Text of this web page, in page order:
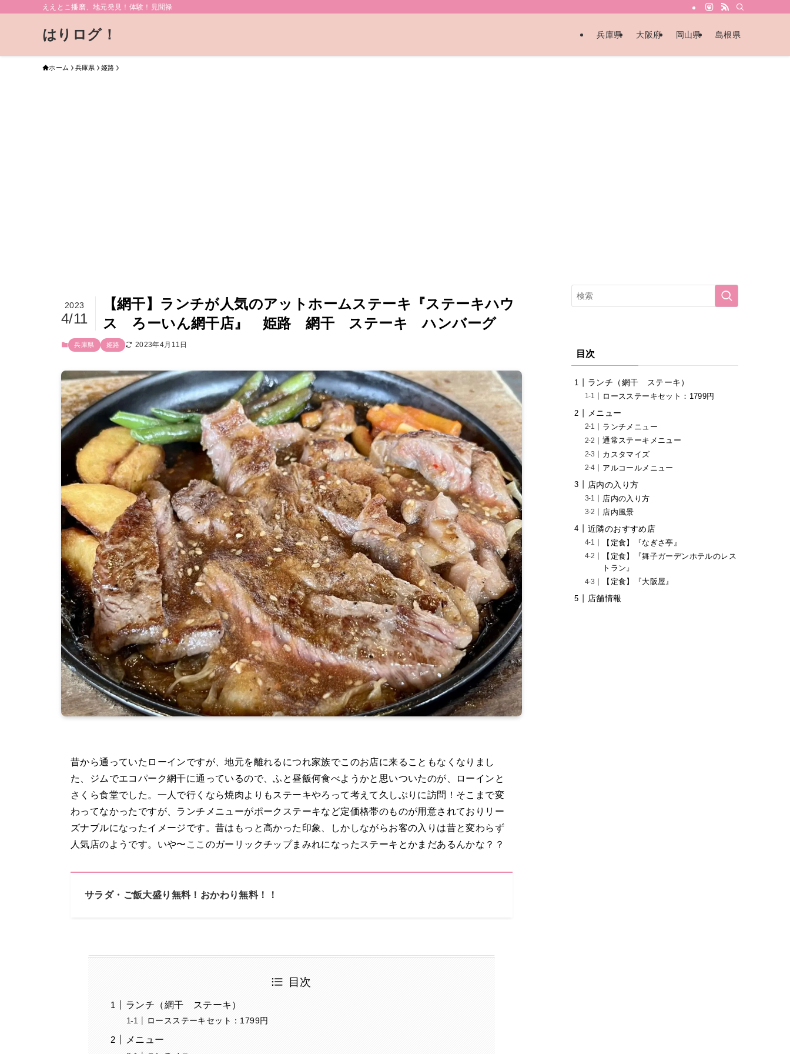
ええとこ播磨、地元発見！体験！見聞禄
はりログ！ 兵庫県 大阪府 岡山県 島根県
ホーム 兵庫県 姫路
【網干】ランチが人気のアットホームステーキ『ステーキハウ
ス ろーいん網干店』 姫路 網干 ステーキ ハンバーグ
2023
4/11
兵庫県 姫路 2023年4月11日
昔から通っていたローインですが、地元を離れるにつれ家族でこのお店に来ることもなくなりまし
た、ジムでエコパーク網干に通っているので、ふと昼飯何食べようかと思いついたのが、ローインと
さくら食堂でした。一人で行くなら焼肉よりもステーキやろって考えて久しぶりに訪問！そこまで変
わってなかったですが、ランチメニューがポークステーキなど定価格帯のものが用意されておりリー
ズナブルになったイメージです。昔はもっと高かった印象、しかしながらお客の入りは昔と変わらず
人気店のようです。いや〜ここのガーリックチップまみれになったステーキとかまだあるんかな？？
サラダ・ご飯大盛り無料！おかわり無料！！
目次
ランチ（網干 ステーキ）
ロースステーキセット：1799円
メニュー
目次
ランチ（網干 ステーキ）
ロースステーキセット：1799円
メニュー
ランチメニュー
通常ステーキメニュー
カスタマイズ
アルコールメニュー
店内の入り方
店内の入り方
店内風景
近隣のおすすめ店
【定食】『なぎさ亭』
【定食】『舞子ガーデンホテルのレス
トラン』
【定食】『大阪屋』
店舗情報